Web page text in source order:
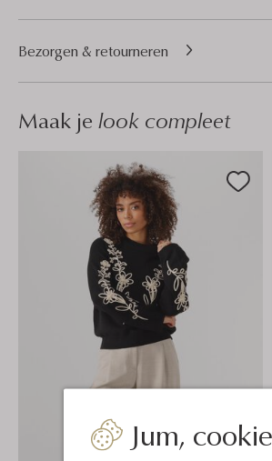
Jum,
Bezorgen & retourneren
Maak je look compleet